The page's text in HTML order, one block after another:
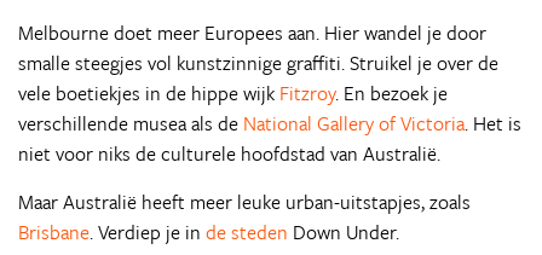
Melbourne doet meer Europees aan. Hier wandel je door
smalle steegjes vol kunstzinnige graffiti. Struikel je over de
vele boetiekjes in de hippe wijk Fitzroy. En bezoek je
verschillende musea als de National Gallery of Victoria. Het is
niet voor niks de culturele hoofdstad van Australië.
Maar Australië heeft meer leuke urban-uitstapjes, zoals
Brisbane. Verdiep je in de steden Down Under.